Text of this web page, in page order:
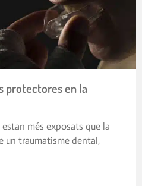
protectores en la
més exposats que la
un traumatisme dental,